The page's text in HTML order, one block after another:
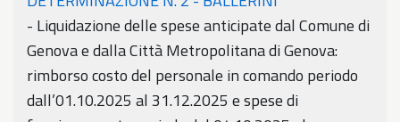
- Liquidazione delle spese anticipate dal Comune di
Genova e dalla Città Metropolitana di Genova:
rimborso costo del personale in comando periodo
dall’01.10.2025 al 31.12.2025 e spese di